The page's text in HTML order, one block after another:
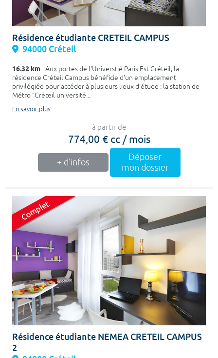
Résidence étudiante CRETEIL CAMPUS
94000 Créteil
16.32 km- Aux portes de l'Universtié Paris Est Créteil, la
résidence Créteil Campus bénéficie d'un emplacement
privilégiée pour accéder à plusieurs lieux d'étude : la station de
Métro "Créteil université...
En savoir plus
à partir de
774,00 € cc / mois
+ d'infos
Déposer
mon dossier
Résidence étudiante NEMEA CRETEIL CAMPUS
2